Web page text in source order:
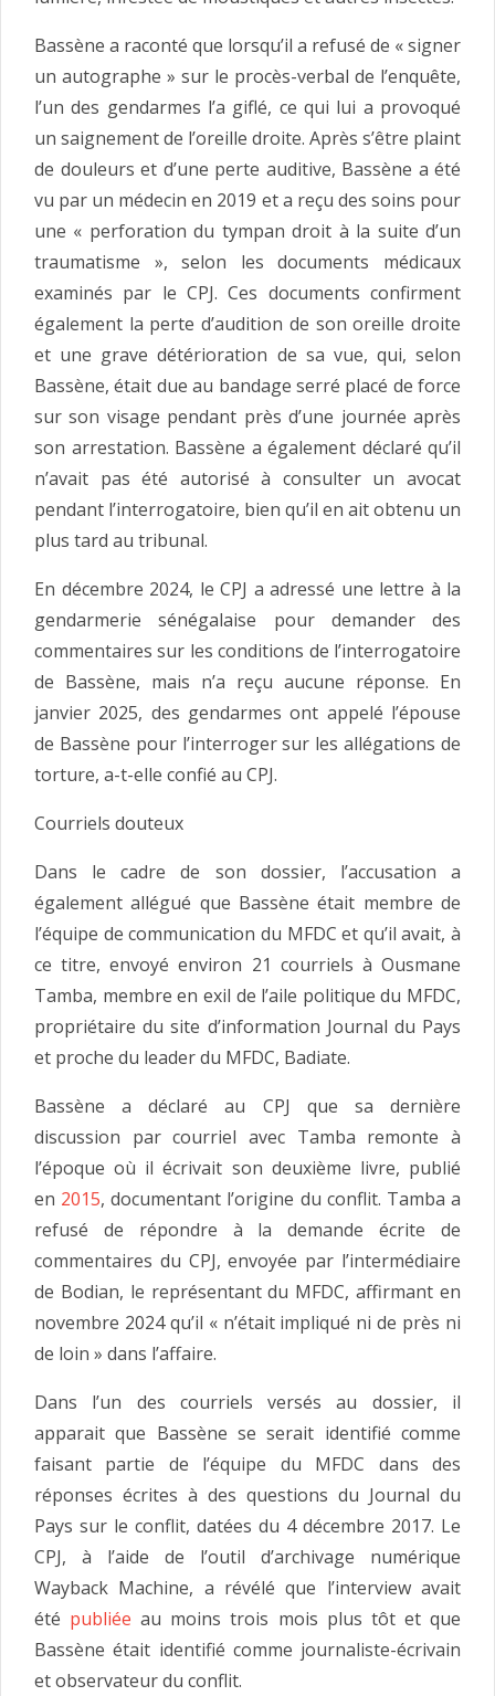
Bassène a raconté que lorsqu’il a refusé de « signer
un autographe » sur le procès-verbal de l’enquête,
l’un des gendarmes l’a giflé, ce qui lui a provoqué
un saignement de l’oreille droite. Après s’être plaint
de douleurs et d’une perte auditive, Bassène a été
vu par un médecin en 2019 et a reçu des soins pour
une « perforation du tympan droit à la suite d’un
traumatisme », selon les documents médicaux
examinés par le CPJ. Ces documents confirment
également la perte d’audition de son oreille droite
et une grave détérioration de sa vue, qui, selon
Bassène, était due au bandage serré placé de force
sur son visage pendant près d’une journée après
son arrestation. Bassène a également déclaré qu’il
n’avait pas été autorisé à consulter un avocat
pendant l’interrogatoire, bien qu’il en ait obtenu un
plus tard au tribunal.
En décembre 2024, le CPJ a adressé une lettre à la
gendarmerie sénégalaise pour demander des
commentaires sur les conditions de l’interrogatoire
de Bassène, mais n’a reçu aucune réponse. En
janvier 2025, des gendarmes ont appelé l’épouse
de Bassène pour l’interroger sur les allégations de
torture, a-t-elle confié au CPJ.
Courriels douteux
Dans le cadre de son dossier, l’accusation a
également allégué que Bassène était membre de
l’équipe de communication du MFDC et qu’il avait, à
ce titre, envoyé environ 21 courriels à Ousmane
Tamba, membre en exil de l’aile politique du MFDC,
propriétaire du site d’information Journal du Pays
et proche du leader du MFDC, Badiate.
Bassène a déclaré au CPJ que sa dernière
discussion par courriel avec Tamba remonte à
l’époque où il écrivait son deuxième livre, publié
en 2015, documentant l’origine du conflit. Tamba a
refusé de répondre à la demande écrite de
commentaires du CPJ, envoyée par l’intermédiaire
de Bodian, le représentant du MFDC, affirmant en
novembre 2024 qu’il « n’était impliqué ni de près ni
de loin » dans l’affaire.
Dans l’un des courriels versés au dossier, il
apparait que Bassène se serait identifié comme
faisant partie de l’équipe du MFDC dans des
réponses écrites à des questions du Journal du
Pays sur le conflit, datées du 4 décembre 2017. Le
CPJ, à l’aide de l’outil d’archivage numérique
Wayback Machine, a révélé que l’interview avait
été publiée au moins trois mois plus tôt et que
Bassène était identifié comme journaliste-écrivain
et observateur du conflit.